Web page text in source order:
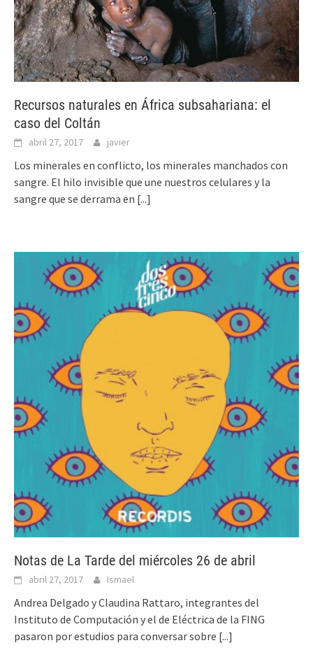
Recursos naturales en África subsahariana: el
caso del Coltán
abril 27, 2017 javier
Los minerales en conflicto, los minerales manchados con
sangre. El hilo invisible que une nuestros celulares y la
sangre que se derrama en [...]
Notas de La Tarde del miércoles 26 de abril
abril 27, 2017 Ismael
Andrea Delgado y Claudina Rattaro, integrantes del
Instituto de Computación y el de Eléctrica de la FING
pasaron por estudios para conversar sobre [...]